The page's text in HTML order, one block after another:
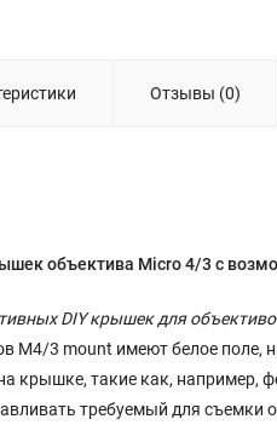
Отзывы (0)
объектива Micro 4/3 с
DIY крышек для
M4/3 mount имеют белое поле,
крышке, такие как,
требуемый для съемки